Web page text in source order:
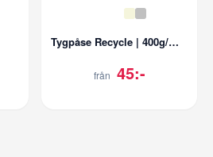
Tygpåse Recycle | 400g/m2 Bomull | Långa handtag
från 45:-